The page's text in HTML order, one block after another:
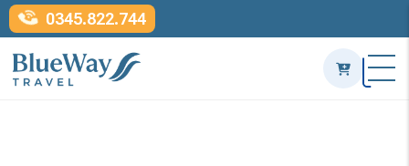
0345.822.744